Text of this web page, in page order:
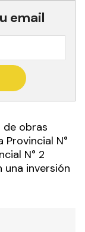
email
de obras
N°
N° 2
una inversión